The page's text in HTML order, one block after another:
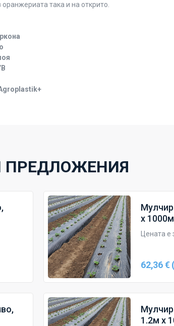
оранжериата така и на открито.
ПРЕДЛОЖЕНИЯ
х
Цената
62,36 €
1.2м х